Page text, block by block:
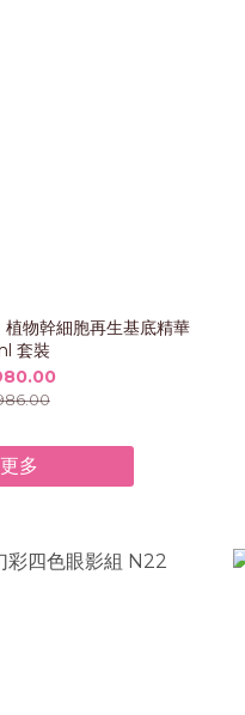
物幹細胞再生基底精華
套裝
多